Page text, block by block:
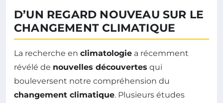
D’UN REGARD NOUVEAU SUR LE
CHANGEMENT CLIMATIQUE
La recherche en climatologie a récemment
révélé de nouvelles découvertes qui
bouleversent notre compréhension du
changement climatique. Plusieurs études